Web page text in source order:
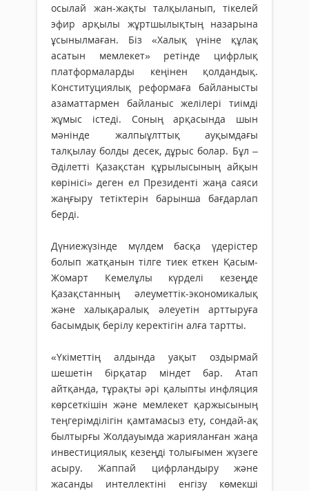
осылай жан-жақты талқыланып, тікелей
эфир арқылы жұртшылықтың назарына
ұсынылмаған. Біз «Халық үніне құлақ
асатын мемлекет» ретінде цифрлық
платформаларды кеңінен қолдандық.
Конституциялық реформаға байланысты
азаматтармен байланыс желілері тиімді
жұмыс істеді. Соның арқасында шын
мәнінде жалпыұлттық ауқым­дағы
талқылау болды десек, дұрыс болар. Бұл –
Әділетті Қазақстан құрылысының айқын
көрінісі» деген ел Президенті жаңа саяси
жаң­ғыру тетіктерін барынша бағдарлап
берді.
Дүниежүзінде мүлдем басқа үдерістер
болып жатқанын тілге тиек еткен Қасым-
Жомарт Кемелұлы күрделі кезеңде
Қазақстанның әлеу­меттік-экономикалық
және халықаралық әлеуетін арттыруға
басымдық берілу керектігін алға тартты.
«Үкіметтің алдында уақыт оздырмай
шешетін бірқатар міндет бар. Атап
айтқанда, тұрақты әрі қалыпты инфляция
көрсеткішін және мемлекет қаржысының
теңгерімділігін қамтамасыз ету, сондай-ақ
былтырғы Жолдауымда жарияланған жаңа
инвестициялық кезеңді толығымен жүзеге
асыру. Жаппай цифрландыру және
жасанды интеллектіні енгізу көмекші